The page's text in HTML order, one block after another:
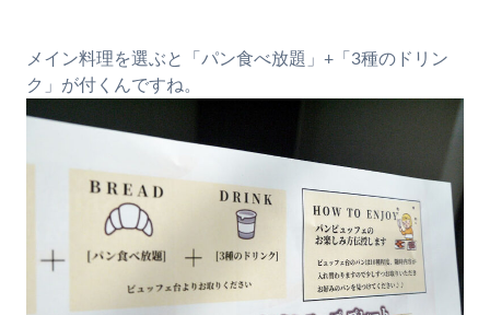
メイン料理を選ぶと「パン食べ放題」+「3種のドリン
ク」が付くんですね。